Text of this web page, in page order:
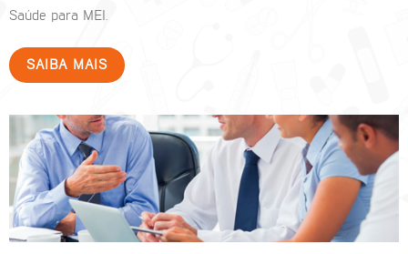
Saúde para MEI.
SAIBA MAIS